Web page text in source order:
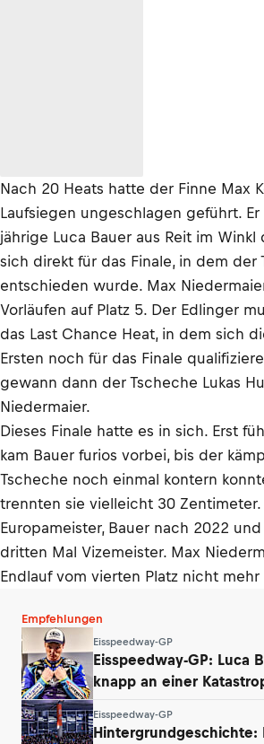
Nach 20 Heats hatte der Finne Max
Laufsiegen ungeschlagen geführt.
jährige Luca Bauer aus Reit im Winkl
sich direkt für das Finale, in dem der
entschieden wurde. Max
Vorläufen auf Platz 5. Der Edlinger
das Last Chance Heat, in dem sich
Ersten noch für das Finale
gewann dann der Tscheche Lukas
Niedermaier.
Dieses Finale hatte es in sich. Erst
kam Bauer furios vorbei, bis der
Tscheche noch einmal kontern
trennten sie vielleicht 30 Zentimeter.
Europameister, Bauer nach 2022
dritten Mal Vizemeister. Max
Endlauf vom vierten Platz nicht
Empfehlungen
Eisspeedway-GP
Eisspeedway-GP: Luca
knapp an einer
Eisspeedway-GP
Hintergrundgeschichte: